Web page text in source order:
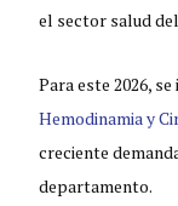
el sector salud
Para este 2026,
Hemodinamia y
creciente
departamento.